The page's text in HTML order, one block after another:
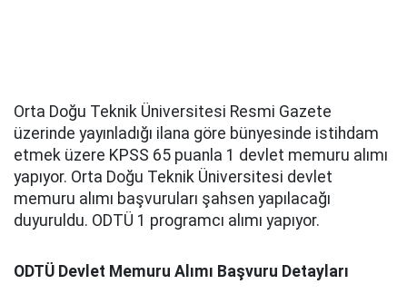
Orta Doğu Teknik Üniversitesi Resmi Gazete
üzerinde yayınladığı ilana göre bünyesinde istihdam
etmek üzere KPSS 65 puanla 1 devlet memuru alımı
yapıyor. Orta Doğu Teknik Üniversitesi devlet
memuru alımı başvuruları şahsen yapılacağı
duyuruldu. ODTÜ 1 programcı alımı yapıyor.
ODTÜ Devlet Memuru Alımı Başvuru Detayları